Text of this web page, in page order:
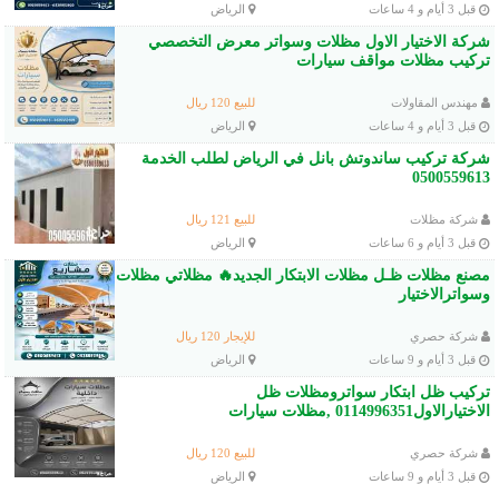
قبل 3 أيام و 4 ساعات
الرياض
شركة الاختيار الاول مظلات وسواتر معرض التخصصي
تركيب مظلات مواقف سيارات
مهندس المقاولات
للبيع 120 ريال
قبل 3 أيام و 4 ساعات
الرياض
شركة تركيب ساندوتش بانل في الرياض لطلب الخدمة
0500559613
شركة مظلات
للبيع 121 ريال
قبل 3 أيام و 6 ساعات
الرياض
مصنع مظلات ظـل مظلات الابتكار الجديد🔥 مظلاتي مظلات
وسواترالاختيار
شركة حصري
للإيجار 120 ريال
قبل 3 أيام و 9 ساعات
الرياض
تركيب ظل ابتكار سواترومظلات ظل
الاختيارالاول0114996351 ,مظلات سيارات
شركة حصري
للبيع 120 ريال
قبل 3 أيام و 9 ساعات
الرياض